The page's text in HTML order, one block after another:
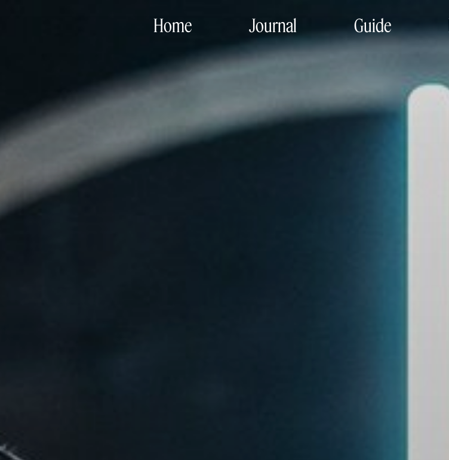
Home Journal Guide